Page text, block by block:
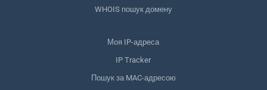
WHOIS пошук домену
Моя IP-адреса
IP Tracker
Пошук за MAC-адресою